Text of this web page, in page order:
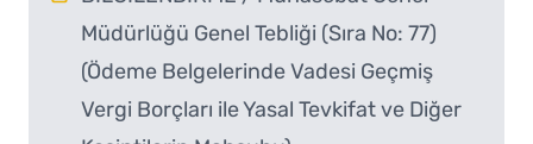
Müdürlüğü Genel Tebliği (Sıra No: 77)
(Ödeme Belgelerinde Vadesi Geçmiş
Vergi Borçları ile Yasal Tevkifat ve Diğer